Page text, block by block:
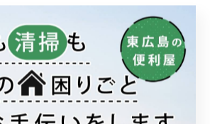
カテゴリー Categories
全てのカテゴリー
剪定